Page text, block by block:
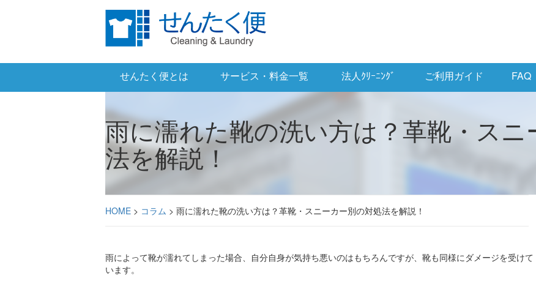
せんたく便とは サービス・料金一覧 法人ｸﾘｰﾆﾝｸﾞ ご利用ガイド FAQ
雨に濡れた靴の洗い方は？革靴・スニ
法を解説！
HOME > コラム > 雨に濡れた靴の洗い方は？革靴・スニーカー別の対処法を解説！
雨によって靴が濡れてしまった場合、自分自身が気持ち悪いのはもちろんですが、靴も同様にダメージを受けて
います。